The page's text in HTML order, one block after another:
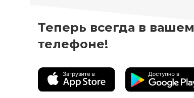
Теперь всегда в вашем
телефоне!